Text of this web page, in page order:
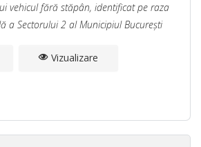
vehicul fără stăpân, identificat pe raza
a Sectorului 2 al Municipiul Bucureşti
Vizualizare